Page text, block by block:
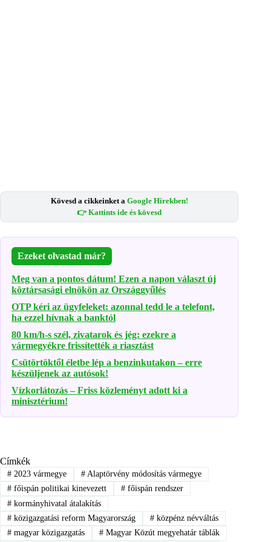
Kövesd a cikkeinket a Google Hírekben!
👉 Kattints ide és kövesd
Ezeket olvastad már?
Meg van a pontos dátum! Ezen a napon választ új
köztársasági elnökön az Országgyűlés
OTP kéri az ügyfeleket: azonnal tedd le a telefont,
ha ezzel hívnak a banktól
80 km/h-s szél, zivatarok és jég: ezekre a
vármegyékre frissítették a riasztást
Csütörtöktől életbe lép a benzinkutakon – erre
készüljenek az autósok!
Vízkorlátozás – Friss közleményt adott ki a
minisztérium!
Címkék
#2023 vármegye #Alaptörvény módosítás vármegye
#főispán politikai kinevezett #főispán rendszer
#kormányhivatal átalakítás
#közigazgatási reform Magyarország #közpénz névváltás
#magyar közigazgatás #Magyar Közút megyehatár táblák